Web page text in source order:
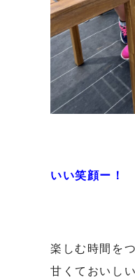
いい笑顔ー！
楽しむ時間を
甘くておいし